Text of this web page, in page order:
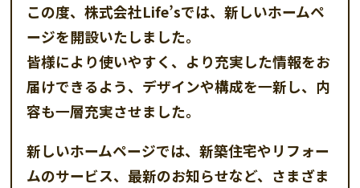
この度、株式会社Life’sでは、新しいホームペ
ージを開設いたしました。
皆様により使いやすく、より充実した情報をお
届けできるよう、デザインや構成を一新し、内
容も一層充実させました。
新しいホームページでは、新築住宅やリフォー
ムのサービス、最新のお知らせなど、さまざま